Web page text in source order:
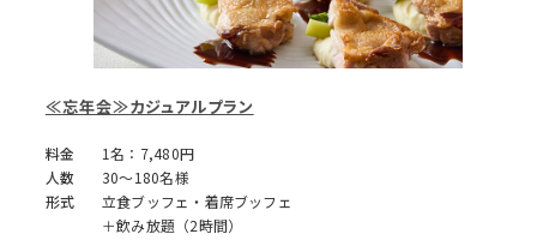
≪忘年会≫カジュアルプラン
料金
1名：7,480円
人数
30～180名様
形式
立食ブッフェ・着席ブッフェ
＋飲み放題（2時間）